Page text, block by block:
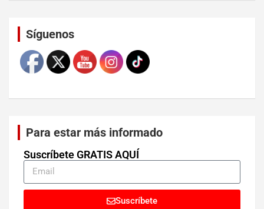
Síguenos
Para estar más informado
Suscríbete GRATIS AQUÍ
Suscríbete